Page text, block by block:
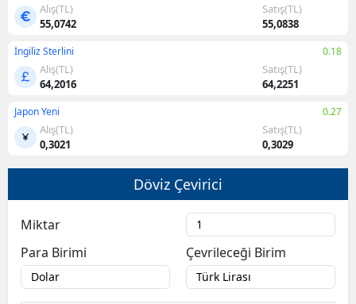
Alış(TL)
55,0742
Satış(TL)
55,0838
İngiliz Sterlini 0.18
Alış(TL)
64,2016
Satış(TL)
64,2251
Japon Yeni 0.27
Alış(TL)
0,3021
Satış(TL)
0,3029
Döviz Çevirici
Miktar
Para Birimi
Çevrileceği Birim